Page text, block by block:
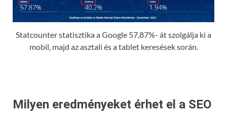
Statcounter statisztika a Google 57,87%- át szolgálja ki a
mobil, majd az asztali és a tablet keresések során.
Milyen eredményeket érhet el a SEO